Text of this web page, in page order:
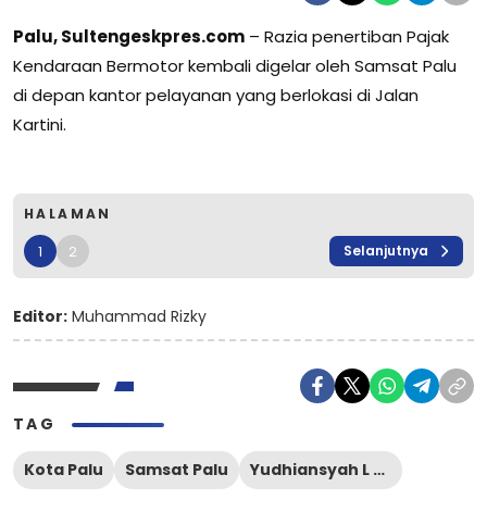
Palu, Sultengeskpres.com – Razia penertiban Pajak
Kendaraan Bermotor kembali digelar oleh Samsat Palu
di depan kantor pelayanan yang berlokasi di Jalan
Kartini.
HALAMAN
1 2 Selanjutnya
Editor: Muhammad Rizky
TAG
Kota Palu Samsat Palu Yudhiansyah L S.Sos M.A.P